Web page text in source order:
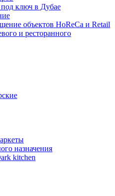
ключ в Дубае
объектов HoReCa и Retail
и ресторанного
назначения
kitchen